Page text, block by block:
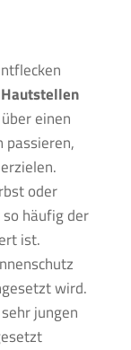
einen
passieren,
oder
häufig der
ist.
wird.
jungen